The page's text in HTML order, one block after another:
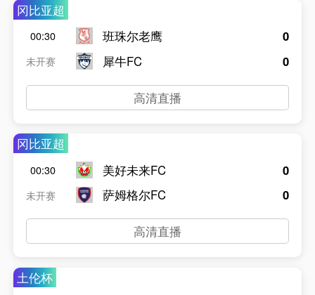
冈比亚超
00:30
未开赛
班珠尔老鹰
犀牛FC
0
0
高清直播
冈比亚超
00:30
未开赛
美好未来FC
萨姆格尔FC
0
0
高清直播
土伦杯